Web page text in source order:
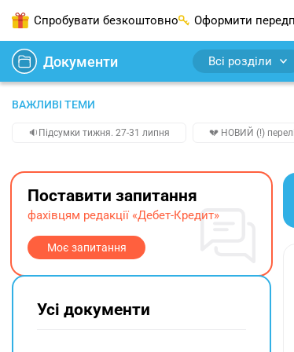
Спробувати безкоштовно Оформити
Документи Всі розділи
ВАЖЛИВІ ТЕМИ
🔉Підсумки тижня. 27-31 липня 💔 НОВИЙ (!)
Поставити запитання
фахівцям редакції «Дебет-Кредит»
Моє запитання
Усі документи